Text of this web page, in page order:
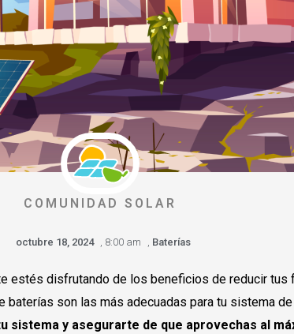
COMUNIDAD SOLAR
octubre 18, 2024 , 8:00 am , Baterías
estés disfrutando de los beneficios de reducir
baterías son las más adecuadas para tu sistema
y asegurarte de que aprovechas al